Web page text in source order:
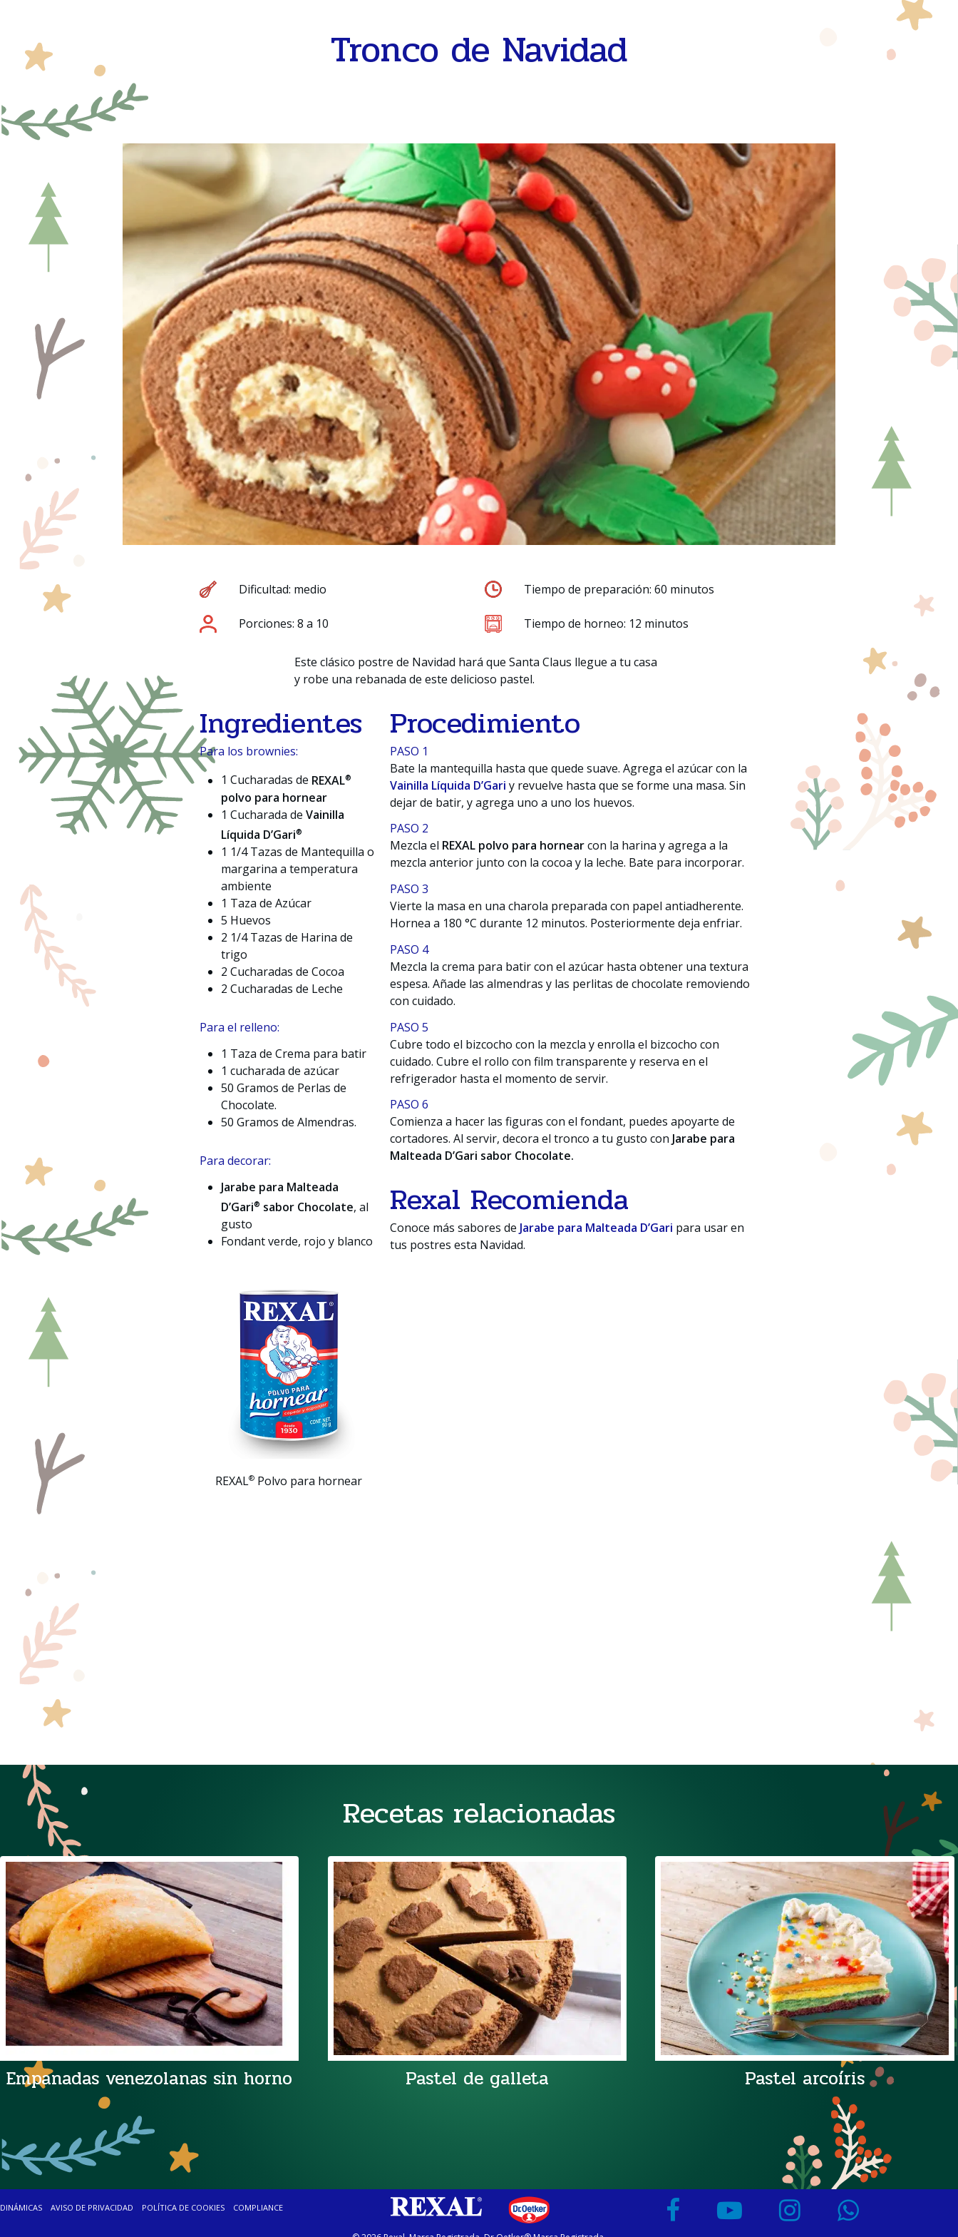
Presione enter para buscar o ESC para cerrar
Tronco de Navidad
Dificultad: medio
Porciones: 8 a 10
Tiempo de preparación: 60 minutos
Tiempo de horneo: 12 minutos
Este clásico postre de Navidad hará que Santa Claus llegue a tu casa
y robe una rebanada de este delicioso pastel.
Ingredientes
Para los brownies:
1 Cucharadas de REXAL®
polvo para hornear
1 Cucharada de Vainilla
Líquida D’Gari®
1 1/4 Tazas de Mantequilla o
margarina a temperatura
ambiente
1 Taza de Azúcar
5 Huevos
2 1/4 Tazas de Harina de
trigo
2 Cucharadas de Cocoa
2 Cucharadas de Leche
Para el relleno:
1 Taza de Crema para batir
1 cucharada de azúcar
50 Gramos de Perlas de
Chocolate.
50 Gramos de Almendras.
Para decorar:
Jarabe para Malteada
D’Gari® sabor Chocolate, al
gusto
Fondant verde, rojo y blanco
REXAL® Polvo para hornear
Procedimiento
PASO 1
Bate la mantequilla hasta que quede suave. Agrega el azúcar con la
Vainilla Líquida D’Gari y revuelve hasta que se forme una masa. Sin
dejar de batir, y agrega uno a uno los huevos.
PASO 2
Mezcla el REXAL polvo para hornearcon la harina y agrega a la
mezcla anterior junto con la cocoa y la leche. Bate para incorporar.
PASO 3
Vierte la masa en una charola preparada con papel antiadherente.
Hornea a 180 °C durante 12 minutos. Posteriormente deja enfriar.
PASO 4
Mezcla la crema para batir con el azúcar hasta obtener una textura
espesa. Añade las almendras y las perlitas de chocolate removiendo
con cuidado.
PASO 5
Cubre todo el bizcocho con la mezcla y enrolla el bizcocho con
cuidado. Cubre el rollo con film transparente y reserva en el
refrigerador hasta el momento de servir.
PASO 6
Comienza a hacer las figuras con el fondant, puedes apoyarte de
cortadores. Al servir, decora el tronco a tu gusto con Jarabe para
Malteada D’Gari sabor Chocolate.
Rexal Recomienda
Conoce más sabores de Jarabe para Malteada D’Gari para usar en
tus postres esta Navidad.
Recetas relacionadas
Empanadas venezolanas sin horno Pastel de galleta Pastel arcoíris
DINÁMICAS AVISO DE PRIVACIDAD POLÍTICA DE COOKIES COMPLIANCE